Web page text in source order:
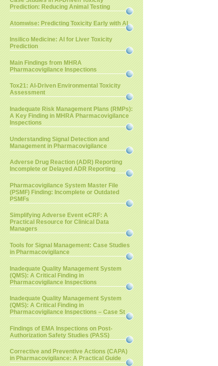
Prediction: Reducing Animal Testing
Atomwise: Predicting Toxicity Early with AI
Insilico Medicine: AI for Liver Toxicity
Prediction
Main Findings from MHRA
Pharmacovigilance Inspections
Tox21: AI-Driven Environmental Toxicity
Assessment
Inadequate Risk Management Plans (RMPs):
A Key Finding in MHRA Pharmacovigilance
Inspections
Understanding Signal Detection and
Management in Pharmacovigilance
Adverse Drug Reaction (ADR) Reporting
Incomplete or Delayed ADR Reporting
Pharmacovigilance System Master File
(PSMF) Finding: Incomplete or Outdated
PSMFs
Simplifying Adverse Event eCRF: A
Practical Resource for Clinical Data
Managers
Tools for Signal Management: Case Studies
in Pharmacovigilance
Inadequate Quality Management System
(QMS): A Critical Finding in
Pharmacovigilance Inspections
Inadequate Quality Management System
(QMS): A Critical Finding in
Pharmacovigilance Inspections – Case St
Findings of EMA Inspections on Post-
Authorization Safety Studies (PASS)
Corrective and Preventive Actions (CAPA)
in Pharmacovigilance: A Practical Guide